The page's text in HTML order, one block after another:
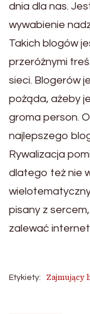
dnia dla nas.
wywabienie
Takich blogów
przeróżnymi
sieci. Blogerów
pożąda, ażeby
groma person.
najlepszego
Rywalizacja
dlatego też nie
pisany z
zalewać
Etykiety: Zajmujący